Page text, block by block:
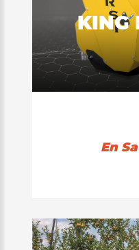
coupe dans
En